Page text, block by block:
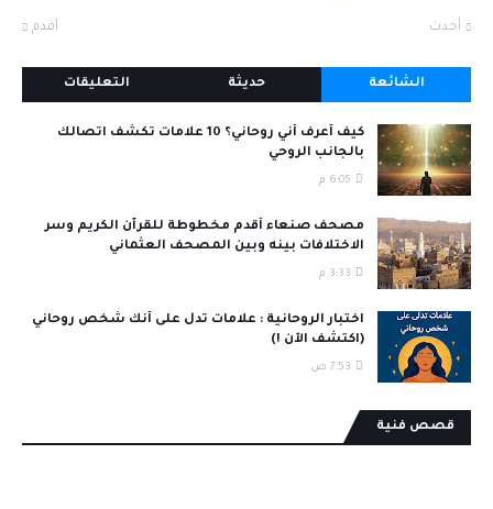
أحدث أقدم
الشائعة حديثة التعليقات
كيف أعرف أني روحاني؟ 10 علامات تكشف اتصالك
بالجانب الروحي
6:05 م
مصحف صنعاء أقدم مخطوطة للقرآن الكريم وسر
الاختلافات بينه وبين المصحف العثماني
3:33 م
اختبار الروحانية : علامات تدل على أنك شخص روحاني
(اكتشف الآن !)
7:53 ص
قصص فنية